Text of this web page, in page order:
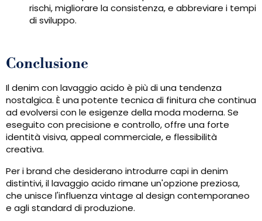
rischi, migliorare la consistenza, e abbreviare i tempi
di sviluppo.
Conclusione
Il denim con lavaggio acido è più di una tendenza
nostalgica. È una potente tecnica di finitura che continua
ad evolversi con le esigenze della moda moderna. Se
eseguito con precisione e controllo, offre una forte
identità visiva, appeal commerciale, e flessibilità
creativa.
Per i brand che desiderano introdurre capi in denim
distintivi, il lavaggio acido rimane un'opzione preziosa,
che unisce l'influenza vintage al design contemporaneo
e agli standard di produzione.